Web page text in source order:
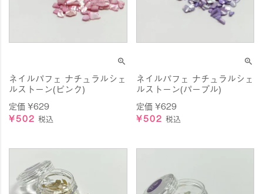
ネイルパフェ ナチュラルシェ
ルストーン(ピンク)
定価¥629
¥502 税込
ネイルパフェ ナチュラルシェ
ルストーン(パープル)
定価 ¥629
¥502 税込